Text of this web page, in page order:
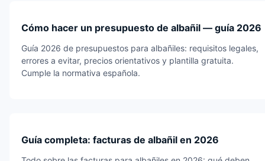
Cómo hacer un presupuesto de albañil — guía 2026
Guía 2026 de presupuestos para albañiles: requisitos legales,
errores a evitar, precios orientativos y plantilla gratuita.
Cumple la normativa española.
Guía completa: facturas de albañil en 2026